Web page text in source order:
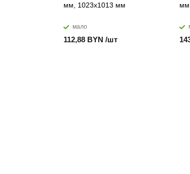
мм, 1023x1013 мм
мало
112,88 BYN /шт